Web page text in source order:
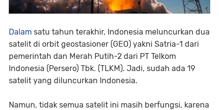
Dalam satu tahun terakhir, Indonesia meluncurkan dua
satelit di orbit geostasioner (GEO) yakni Satria-1 dari
pemerintah dan Merah Putih-2 dari PT Telkom
Indonesia (Persero) Tbk. (TLKM). Jadi, sudah ada 19
satelit yang diluncurkan Indonesia.
Namun, tidak semua satelit ini masih berfungsi, karena